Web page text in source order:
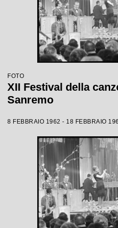
FOTO
XII Festival della
Sanremo
8 FEBBRAIO 1962 - 18 FEBBRAIO